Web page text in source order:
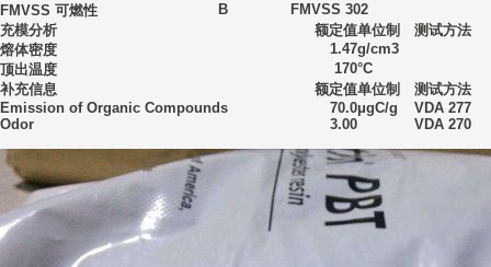
FMVSS 可燃性
B
FMVSS 302
充模分析
额定值单位制
测试方法
熔体密度
1.47g/cm3
顶出温度
170°C
补充信息
额定值单位制
测试方法
Emission of Organic Compounds
70.0μgC/g
VDA 277
Odor
3.00 VDA 270